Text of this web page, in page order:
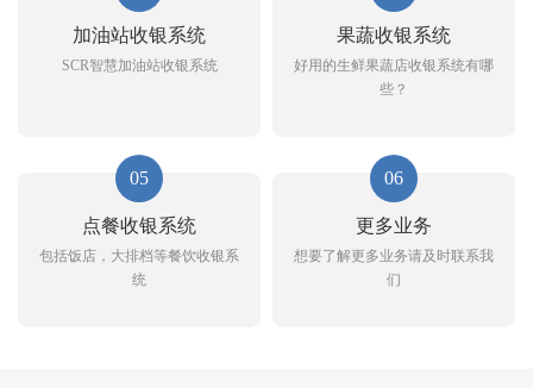
加油站收银系统
SCR智慧加油站收银系统
果蔬收银系统
好用的生鲜果蔬店收银系统有哪
些？
05
点餐收银系统
包括饭店，大排档等餐饮收银系
统
06
更多业务
想要了解更多业务请及时联系我
们